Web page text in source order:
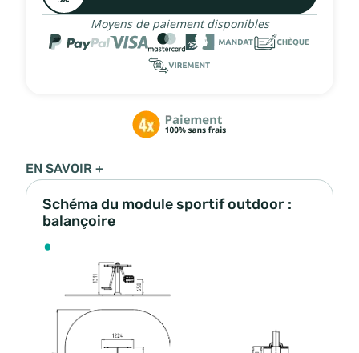
Moyens de paiement disponibles
EN SAVOIR +
Schéma du module sportif outdoor :
balançoire